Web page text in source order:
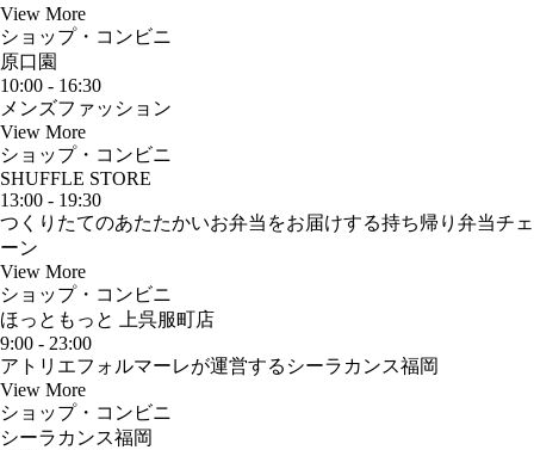
View More
ショップ・コンビニ
原口園
10:00 - 16:30
メンズファッション
View More
ショップ・コンビニ
SHUFFLE STORE
13:00 - 19:30
つくりたてのあたたかいお弁当をお届けする持ち帰り弁当チェ
ーン
View More
ショップ・コンビニ
ほっともっと 上呉服町店
9:00 - 23:00
アトリエフォルマーレが運営するシーラカンス福岡
View More
ショップ・コンビニ
シーラカンス福岡